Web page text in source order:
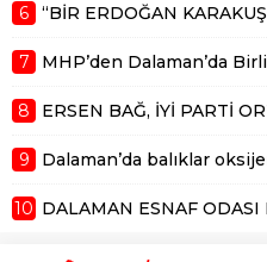
6 “BİR ERDOĞAN
7 MHP’den Dalaman’da
8 ERSEN BAĞ, İYİ PARTİ
9 Dalaman’da balıklar
10 DALAMAN ESNAF ODASI BAŞKAN ADAYI TUNAHAN